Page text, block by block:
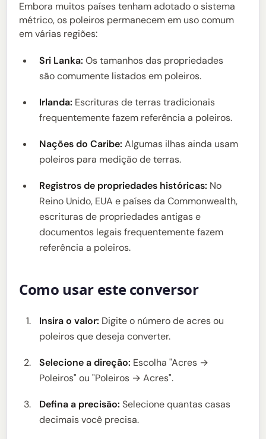
Embora muitos países tenham adotado o sistema
métrico, os poleiros permanecem em uso comum
em várias regiões:
Sri Lanka: Os tamanhos das propriedades
são comumente listados em poleiros.
Irlanda: Escrituras de terras tradicionais
frequentemente fazem referência a poleiros.
Nações do Caribe: Algumas ilhas ainda usam
poleiros para medição de terras.
Registros de propriedades históricas: No
Reino Unido, EUA e países da Commonwealth,
escrituras de propriedades antigas e
documentos legais frequentemente fazem
referência a poleiros.
Como usar este conversor
Insira o valor: Digite o número de acres ou
poleiros que deseja converter.
Selecione a direção: Escolha "Acres →
Poleiros" ou "Poleiros → Acres".
Defina a precisão: Selecione quantas casas
decimais você precisa.